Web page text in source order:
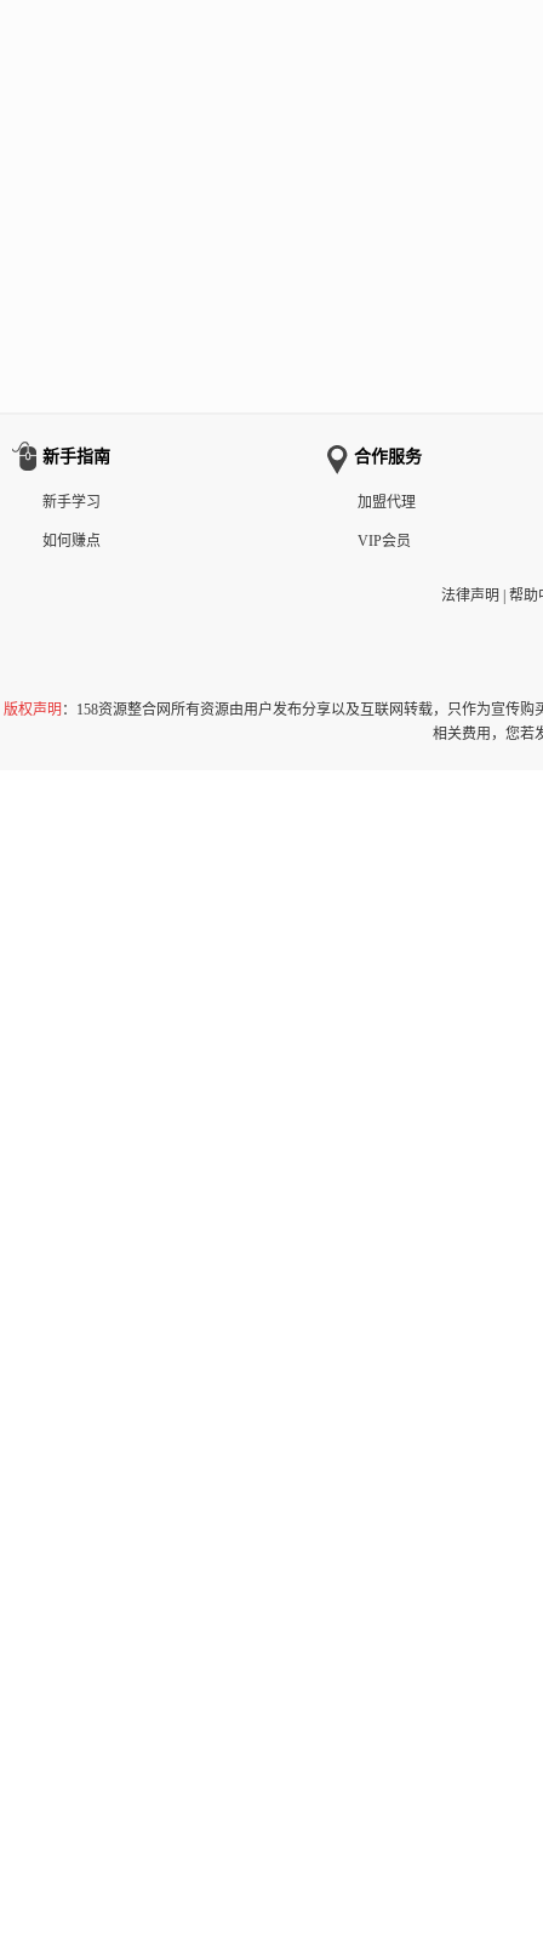
新手指南
新手学习
如何赚点
合作服务
加盟代理
VIP会员
法律声明 帮助
版权声明 ：158资源整合网所有资源由用户发布分享以及互联网转载，只作为宣传
相关费用，您若